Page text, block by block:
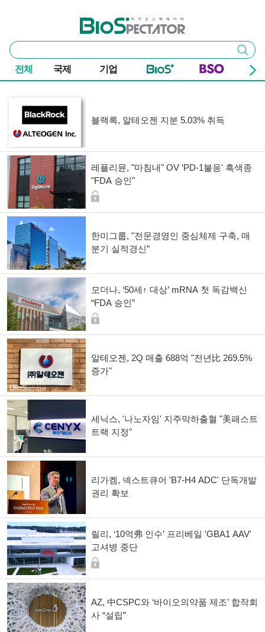
바이오스펙테이터
통
합
검
색
검색
전체 국제 기업
블랙록, 알테오젠 지분 5.03% 취득
레플리뮨, "마침내" OV ‘PD-1불응' 흑색종
"FDA 승인"
한미그룹, "전문경영인 중심체제 구축, 매
분기 실적경신”
모더나, ‘50세↑ 대상’ mRNA 첫 독감백신
“FDA 승인”
알테오젠, 2Q 매출 688억 "전년比 269.5%
증가"
세닉스, '나노자임' 지주막하출혈 "美패스트
트랙 지정"
리가켐, 넥스트큐어 'B7-H4 ADC' 단독개발
권리 확보
릴리, ‘10억弗 인수’ 프리베일 'GBA1 AAV'
고셔병 중단
AZ, 中CSPC와 ‘바이오의약품 제조’ 합작회
사 “설립”